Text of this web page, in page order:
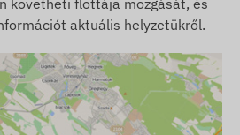
hogy a gyártó
termékspecifikációk vagy a
értesítés nélküli
a termékek megjelenése a
eltérhet a képeken
eltérésekért a gyártói
követheti flottája mozgását, és
aktuális helyzetükről.